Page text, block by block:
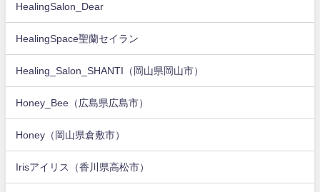
HealingSalon_Dear
HealingSpace聖蘭セイラン
Healing_Salon_SHANTI（岡山県岡山市）
Honey_Bee（広島県広島市）
Honey（岡山県倉敷市）
Irisアイリス（香川県高松市）